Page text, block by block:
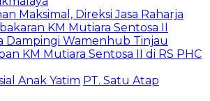
Maksimal, Direksi Jasa Raharja
KM Mutiara Sentosa II
Dampingi Wamenhub Tinjau
KM Mutiara Sentosa II di RS PHC
Anak Yatim PT. Satu Atap